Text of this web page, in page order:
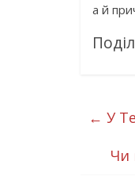
а й
← У
Чи